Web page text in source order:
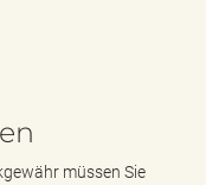
müssen Sie